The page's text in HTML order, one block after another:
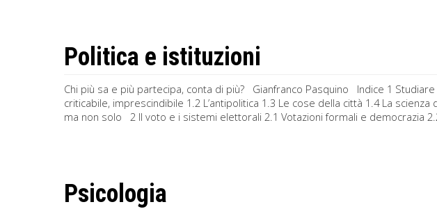
Politica e istituzioni
Chi più sa e più partecipa, conta di più? Gianfranco Pasquino Indice 1 Studiare
criticabile, imprescindibile 1.2 L’antipolitica 1.3 Le cose della città 1.4 La
ma non solo 2 Il voto e i sistemi elettorali 2.1 Votazioni formali e democrazia 2.2
Psicologia